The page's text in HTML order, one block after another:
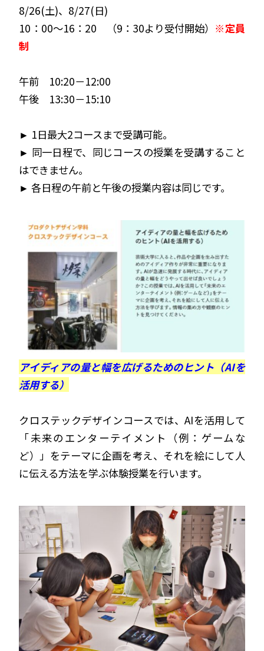
8/26(土)、8/27(日)
10：00～16：20 （9：30より受付開始） ※定員
制
午前 10:20－12:00
午後 13:30－15:10
► 1日最大2コースまで受講可能。
► 同一日程で、同じコースの授業を受講すること
はできません。
► 各日程の午前と午後の授業内容は同じです。
アイディアの量と幅を広げるためのヒント（AIを
活用する）
クロステックデザインコースでは、AIを活用して
「未来のエンターテイメント
（例：ゲームな
ど） 」をテーマに企画を考え、それを絵にして人
に伝える方法を学ぶ体験授業を行います。